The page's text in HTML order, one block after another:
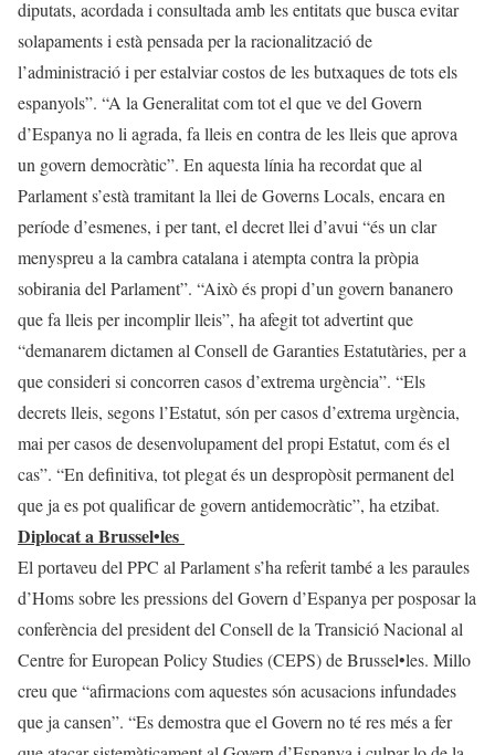
diputats, acordada i consultada amb les entitats que busca evitar
solapaments i està pensada per la racionalització de
l’administració i per estalviar costos de les butxaques de tots els
espanyols”. “A la Generalitat com tot el que ve del Govern
d’Espanya no li agrada, fa lleis en contra de les lleis que aprova
un govern democràtic”. En aquesta línia ha recordat que al
Parlament s’està tramitant la llei de Governs Locals, encara en
període d’esmenes, i per tant, el decret llei d’avui “és un clar
menyspreu a la cambra catalana i atempta contra la pròpia
sobirania del Parlament”. “Això és propi d’un govern bananero
que fa lleis per incomplir lleis”, ha afegit tot advertint que
“demanarem dictamen al Consell de Garanties Estatutàries, per a
que consideri si concorren casos d’extrema urgència”. “Els
decrets lleis, segons l’Estatut, són per casos d’extrema urgència,
mai per casos de desenvolupament del propi Estatut, com és el
cas”. “En definitiva, tot plegat és un despropòsit permanent del
que ja es pot qualificar de govern antidemocràtic”, ha etzibat.
Diplocat a Brussel•les
El portaveu del PPC al Parlament s’ha referit també a les paraules
d’Homs sobre les pressions del Govern d’Espanya per posposar la
conferència del president del Consell de la Transició Nacional al
Centre for European Policy Studies (CEPS) de Brussel•les. Millo
creu que “afirmacions com aquestes són acusacions infundades
que ja cansen”. “Es demostra que el Govern no té res més a fer